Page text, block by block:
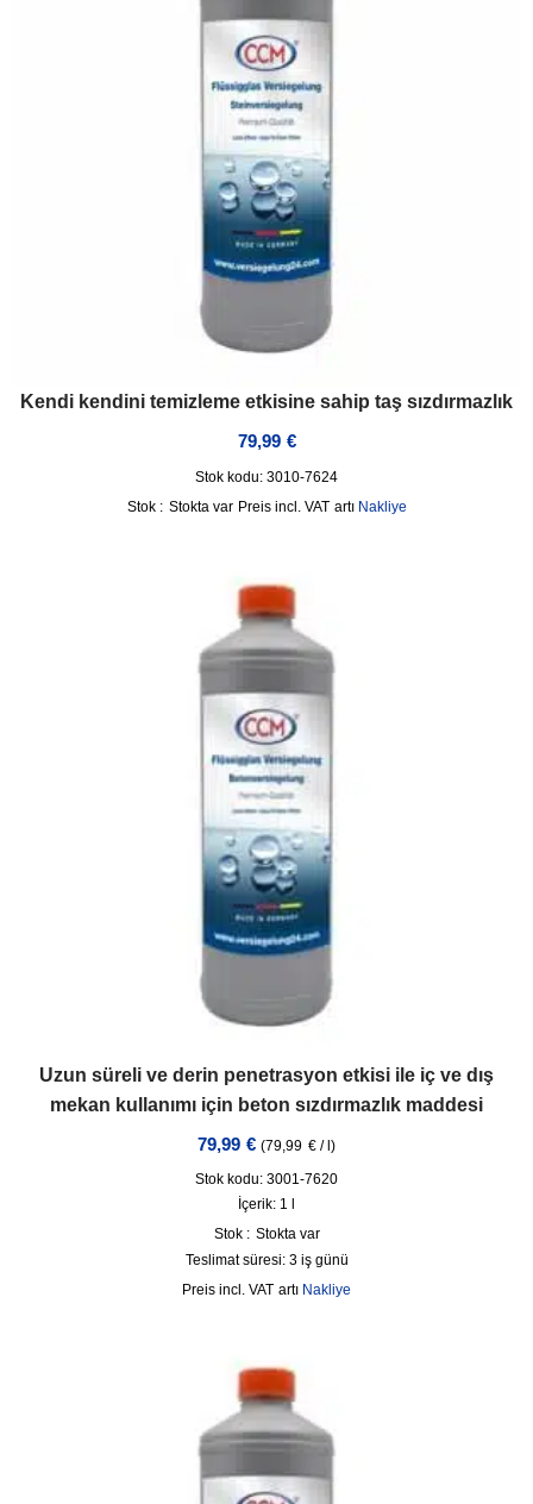
Kendi kendini temizleme etkisine sahip taş sızdırmazlık
79,99 €
Stok kodu: 3010-7624
Stok : Stokta var incl. VAT artı Nakliye
Uzun süreli ve derin penetrasyon etkisi ile iç ve dış
mekan kullanımı için beton sızdırmazlık maddesi
79,99 € (79,99 € /l)
Stok kodu: 3001-7620
İçerik: 1
Stok : Stokta var
Teslimat süresi: 3 iş günü
incl. VAT artı Nakliye